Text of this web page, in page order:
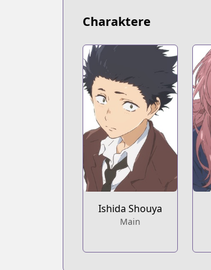
Charaktere
Ishida Shouya
Main